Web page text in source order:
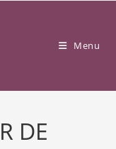
Menu
DE